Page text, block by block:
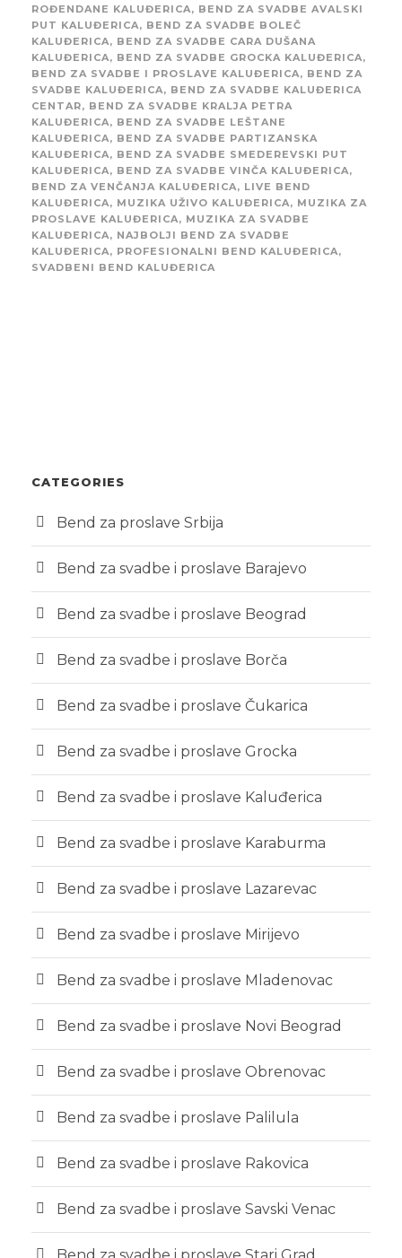
ROĐENDANE KALUĐERICA, BEND ZA SVADBE AVALSKI
PUT KALUĐERICA, BEND ZA SVADBE BOLEČ
KALUĐERICA, BEND ZA SVADBE CARA DUŠANA
KALUĐERICA, BEND ZA SVADBE GROCKA KALUĐERICA,
BEND ZA SVADBE I PROSLAVE KALUĐERICA, BEND ZA
SVADBE KALUĐERICA, BEND ZA SVADBE KALUĐERICA
CENTAR, BEND ZA SVADBE KRALJA PETRA
KALUĐERICA, BEND ZA SVADBE LEŠTANE
KALUĐERICA, BEND ZA SVADBE PARTIZANSKA
KALUĐERICA, BEND ZA SVADBE SMEDEREVSKI PUT
KALUĐERICA, BEND ZA SVADBE VINČA KALUĐERICA,
BEND ZA VENČANJA KALUĐERICA, LIVE BEND
KALUĐERICA, MUZIKA UŽIVO KALUĐERICA, MUZIKA ZA
PROSLAVE KALUĐERICA, MUZIKA ZA SVADBE
KALUĐERICA, NAJBOLJI BEND ZA SVADBE
KALUĐERICA, PROFESIONALNI BEND KALUĐERICA,
SVADBENI BEND KALUĐERICA
CATEGORIES
Bend za proslave Srbija
Bend za svadbe i proslave Barajevo
Bend za svadbe i proslave Beograd
Bend za svadbe i proslave Borča
Bend za svadbe i proslave Čukarica
Bend za svadbe i proslave Grocka
Bend za svadbe i proslave Kaluđerica
Bend za svadbe i proslave Karaburma
Bend za svadbe i proslave Lazarevac
Bend za svadbe i proslave Mirijevo
Bend za svadbe i proslave Mladenovac
Bend za svadbe i proslave Novi Beograd
Bend za svadbe i proslave Obrenovac
Bend za svadbe i proslave Palilula
Bend za svadbe i proslave Rakovica
Bend za svadbe i proslave Savski Venac